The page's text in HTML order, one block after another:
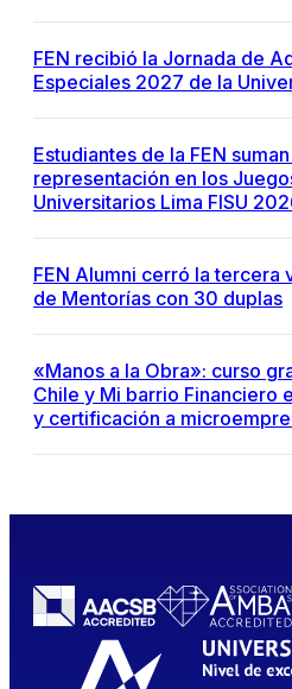
FEN recibió la Jornada de
Especiales 2027 de la
Estudiantes de la FEN
representación en los
Universitarios Lima FISU
FEN Alumni cerró la tercera
de Mentorías con 30 duplas
«Manos a la Obra»: curso
Chile y Mi barrio Financiero
y certificación a